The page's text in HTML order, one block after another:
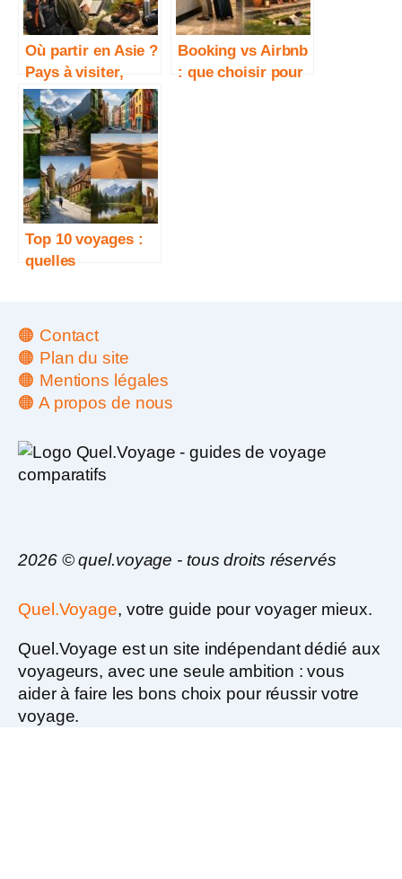
Où partir en Asie ?
Pays à visiter,
budget, saisons et
conseils pratiques
Booking vs Airbnb
: que choisir pour
Top 10 voyages :
quelles
style
🟠 Contact
🟠 Plan du site
🟠 Mentions légales
🟠 A propos de nous
2026 © quel.voyage - tous droits réservés
Quel.Voyage, votre guide pour voyager mieux.
Quel.Voyage est unsite indépendant dédié aux
voyageurs, avec une seule ambition :vous
aider à faire les bons choix pour réussir votre
voyage.